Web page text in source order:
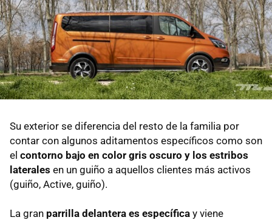
Su exterior se diferencia del resto de la familia por
contar con algunos aditamentos específicos como son
el contorno bajo en color gris oscuro y los estribos
laterales en un guiño a aquellos clientes más activos
(guiño, Active, guiño).
La gran parrilla delantera es específica y viene